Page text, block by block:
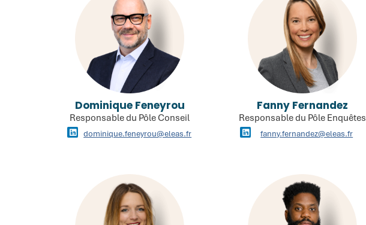
Dominique Feneyrou
Responsable du Pôle Conseil
dominique.feneyrou@eleas.fr
Fanny Fernandez
Responsable du Pôle Enquêtes
fanny.fernandez@eleas.fr